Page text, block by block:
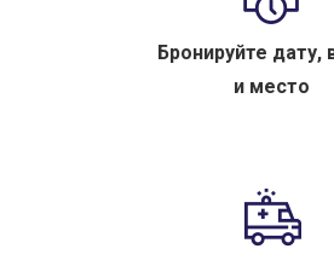
Бронируйте дату,
и место